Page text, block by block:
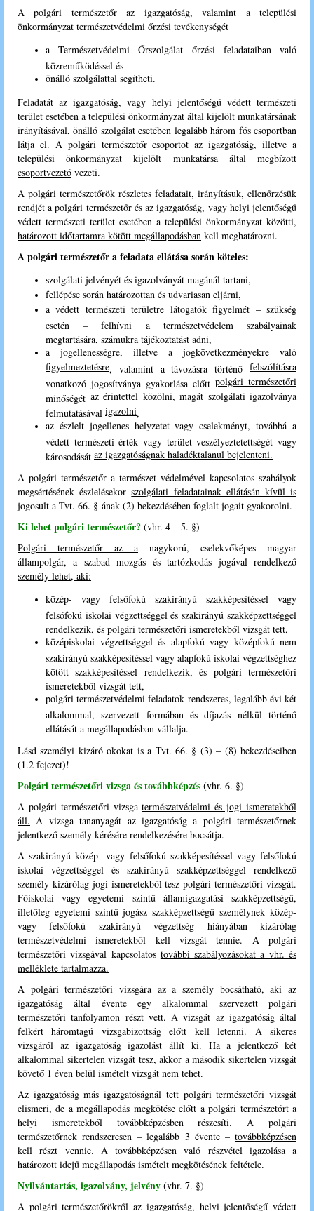
A polgári természetőr az igazgatóság, valamint a települési
önkormányzat természetvédelmi őrzési tevékenységét
a Természetvédelmi Őrszolgálat őrzési feladataiban való
közreműködéssel és
önálló szolgálattal segítheti.
Feladatát az igazgatóság, vagy helyi jelentőségű védett természeti
terület esetében a települési önkormányzat által kijelölt munkatársának
irányításával, önálló szolgálat esetében legalább három fős csoportban
látja el. A polgári természetőr csoportot az igazgatóság, illetve a
települési önkormányzat kijelölt munkatársa által megbízott
csoportvezető vezeti.
A polgári természetőrök részletes feladatait, irányításuk, ellenőrzésük
rendjét a polgári természetőr és az igazgatóság, vagy helyi jelentőségű
védett természeti terület esetében a települési önkormányzat közötti,
határozott időtartamra kötött megállapodásban kell meghatározni.
A polgári természetőr a feladata ellátása során köteles:
szolgálati jelvényét és igazolványát magánál tartani,
fellépése során határozottan és udvariasan eljárni,
a védett természeti területre látogatók figyelmét – szükség
esetén – felhívni a természetvédelem szabályainak
megtartására, számukra tájékoztatást adni,
a jogellenességre, illetve a jogkövetkezményekre való
figyelmeztetésre , valamint a távozásra történő felszólításra
vonatkozó jogosítványa gyakorlása előtt polgári természetőri
minőségét az érintettel közölni, magát szolgálati igazolványa
felmutatásával igazolni
az észlelt jogellenes helyzetet vagy cselekményt, továbbá a
védett természeti érték vagy terület veszélyeztetettségét vagy
károsodását az igazgatóságnak haladéktalanul bejelenteni.
A polgári természetőr a természet védelmével kapcsolatos szabályok
megsértésének észlelésekorszolgálati feladatainak ellátásán kívül is
jogosult a Tvt. 66. §-ának (2) bekezdésében foglalt jogait gyakorolni.
Ki lehet polgári természetőr? (vhr. 4 – 5. §)
Polgári természetőr az a nagykorú, cselekvőképes magyar
állampolgár, a szabad mozgás és tartózkodás jogával rendelkező
személy lehet, aki:
közép- vagy felsőfokú szakirányú szakképesítéssel vagy
felsőfokú iskolai végzettséggel és szakirányú szakképzettséggel
rendelkezik, és polgári természetőri ismeretekből vizsgát tett,
középiskolai végzettséggel és alapfokú vagy középfokú nem
szakirányú szakképesítéssel vagy alapfokú iskolai végzettséghez
kötött szakképesítéssel rendelkezik, és polgári természetőri
ismeretekből vizsgát tett,
polgári természetvédelmi feladatok rendszeres, legalább évi két
alkalommal, szervezett formában és díjazás nélkül történő
ellátását a megállapodásban vállalja.
Lásd személyi kizáró okokat is a Tvt. 66. § (3) – (8) bekezdéseiben
(1.2 fejezet)!
Polgári természetőri vizsga és továbbképzés (vhr. 6. §)
A polgári természetőri vizsgatermészetvédelmi és jogi ismeretekből
áll. A vizsga tananyagát az igazgatóság a polgári természetőrnek
jelentkező személy kérésére rendelkezésére bocsátja.
A szakirányú közép- vagy felsőfokú szakképesítéssel vagy felsőfokú
iskolai végzettséggel és szakirányú szakképzettséggel rendelkező
személy kizárólag jogi ismeretekből tesz polgári természetőri vizsgát.
Főiskolai vagy egyetemi szintű államigazgatási szakképzettségű,
illetőleg egyetemi szintű jogász szakképzettségű személynek közép-
vagy felsőfokú szakirányú végzettség hiányában kizárólag
természetvédelmi ismeretekből kell vizsgát tennie. A polgári
természetőri vizsgával kapcsolatos további szabályozásokat a vhr. és
melléklete tartalmazza.
A polgári természetőri vizsgára az a személy bocsátható, aki az
igazgatóság által évente egy alkalommal szervezett polgári
természetőri tanfolyamon részt vett. A vizsgát az igazgatóság által
felkért háromtagú vizsgabizottság előtt kell letenni. A sikeres
vizsgáról az igazgatóság igazolást állít ki. Ha a jelentkező két
alkalommal sikertelen vizsgát tesz, akkor a második sikertelen vizsgát
követő 1 éven belül ismételt vizsgát nem tehet.
Az igazgatóság más igazgatóságnál tett polgári természetőri vizsgát
elismeri, de a megállapodás megkötése előtt a polgári természetőrt a
helyi ismeretekből továbbképzésben részesíti. A polgári
természetőrnek rendszeresen – legalább 3 évente – továbbképzésen
kell részt vennie. A továbbképzésen való részvétel igazolása a
határozott idejű megállapodás ismételt megkötésének feltétele.
Nyilvántartás, igazolvány, jelvény (vhr. 7. §)
A polgári természetőrökről az igazgatóság, helyi jelentőségű védett